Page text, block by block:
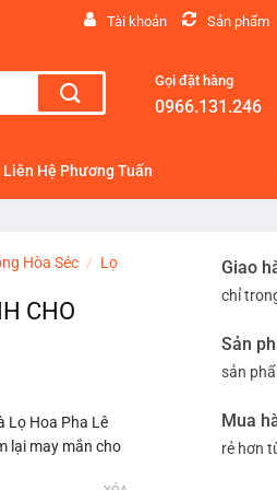
Tài khoản Sản phẩm
Gọi đặt hàng
0966.131.246
Liên Hệ Phương Tuấn
Giao
chỉ
Sản
sản
Mua
rẻ hơn
Hòa Séc / Lọ
CHO
Lọ Hoa Pha Lê
lại may mắn cho